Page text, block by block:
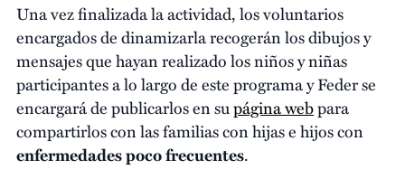
Una vez finalizada la actividad, los voluntarios
encargados de dinamizarla recogerán los dibujos y
mensajes que hayan realizado los niños y niñas
participantes a lo largo de este programa y Feder se
encargará de publicarlos en supágina webpara
compartirlos con las familias con hijas e hijos con
enfermedades poco frecuentes.